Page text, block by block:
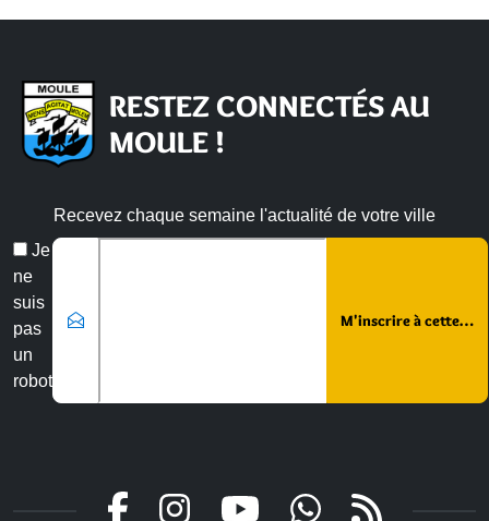
RESTEZ CONNECTÉS AU
MOULE !
Recevez chaque semaine l'actualité de votre ville
Je
ne
suis
pas
un
robot
Veuillez laisser ce champ vide :
Email